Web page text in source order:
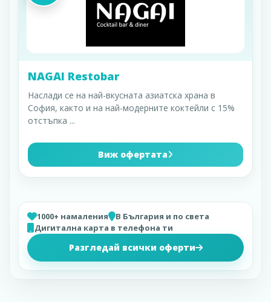
NAGAI Restobar
Наслади се на най-вкусната азиатска храна в
София, както и на най-модерните коктейли с 15%
отстъпка ...
Виж офертата
1000+ намаления
В България и по света
Дигитална карта в телефона ти
Разгледай всички оферти